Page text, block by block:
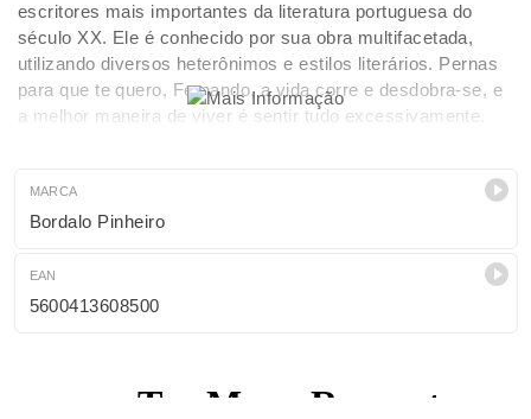
escritores mais importantes da literatura portuguesa do
século XX. Ele é conhecido por sua obra multifacetada,
utilizando diversos heterônimos e estilos literários. Pernas
para que te quero, Fernando, a vida corre e desdobra-se, e
a melhor maneira de viver é sentir tudo excessivamente.
genialidade não tem escolha, por isso vive a ser outro e
escreve até ao infinito. Põe quanto és no mínimo que fazes.
precisas pernas para carregar a espantosa realidade das
coisas. E tu, Fernando, tens de ter muitas.
MARCA
Bordalo Pinheiro
EAN
5600413608500